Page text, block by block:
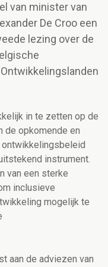
van minister van
De Croo een
lezing over de
in te zetten op de
de opkomende en
instrument.
van een sterke
inclusieve
mogelijk te
aan de adviezen van